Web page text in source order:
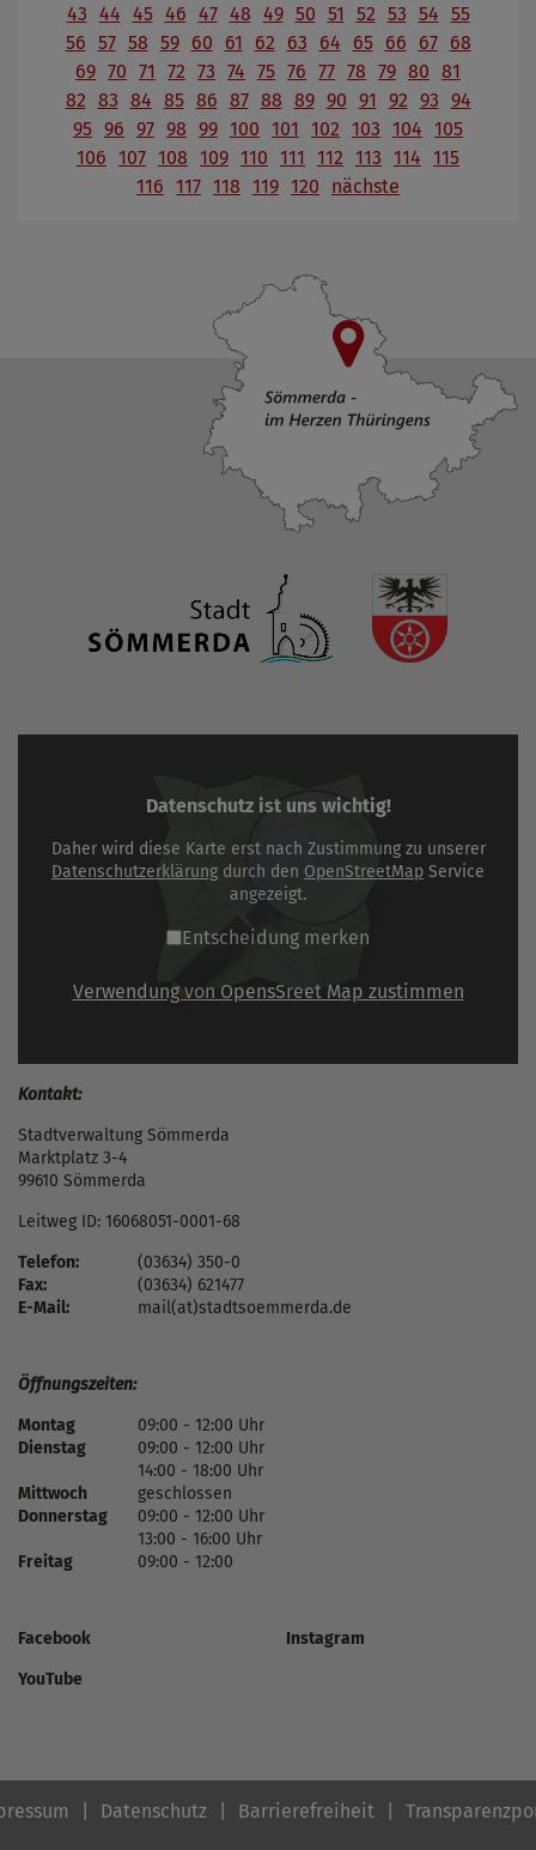
43 44 45 46 47 48 49 50 51 52 53 54 55
56 57 58 59 60 61 62 63 64 65 66 67
68
69 70 71 72 73 74 75 76 77 78 79 80 81
82 83 84 85 86 87 88 89 90 91 92 93 94
95 96 97 98 99 100 101 102 103 104 105
106 107 108 109 110 111 112 113 114 115
116 117 118 119 120 nächste
Datenschutz ist uns wichtig!
Daher wird diese Karte erst nach Zustimmung zu unserer
Datenschutzerklärung durch den OpenStreetMap Service
angezeigt.
Entscheidung merken
Verwendung von OpensSreet Map zustimmen
Kontakt:
Stadtverwaltung Sömmerda
Marktplatz 3-4
99610 Sömmerda
Leitweg ID: 16068051-0001-68
Telefon:
(03634) 350-0
Fax:
(03634) 621477
E-Mail:
mail(at)stadtsoemmerda.de
Öffnungszeiten:
Montag
09:00 - 12:00 Uhr
Dienstag
09:00 - 12:00 Uhr
14:00 - 18:00 Uhr
Mittwoch
geschlossen
Donnerstag
09:00 - 12:00 Uhr
13:00 - 16:00 Uhr
Freitag
09:00 - 12:00
Facebook
Instagram
YouTube
Datenschutz Barrierefreiheit